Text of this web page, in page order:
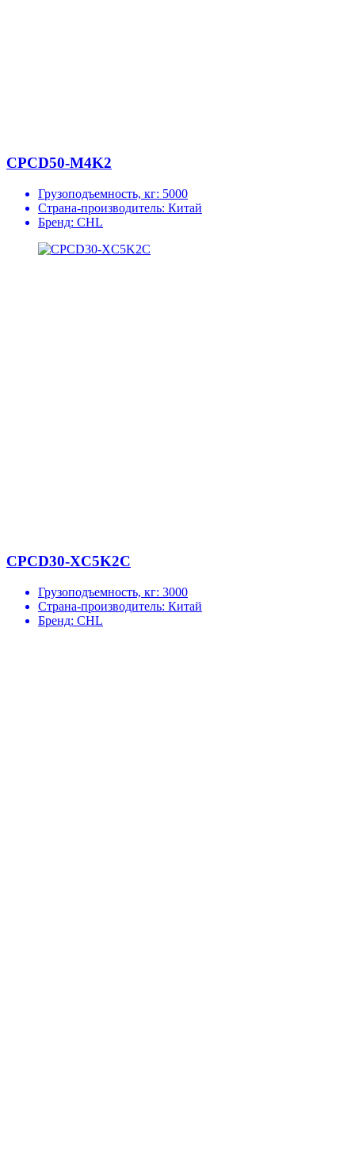
CPCD50-M4K2
Грузоподъемность, кг: 5000
Страна-производитель: Китай
Бренд: CHL
CPCD30-XC5K2C
Грузоподъемность, кг: 3000
Страна-производитель: Китай
Бренд: CHL